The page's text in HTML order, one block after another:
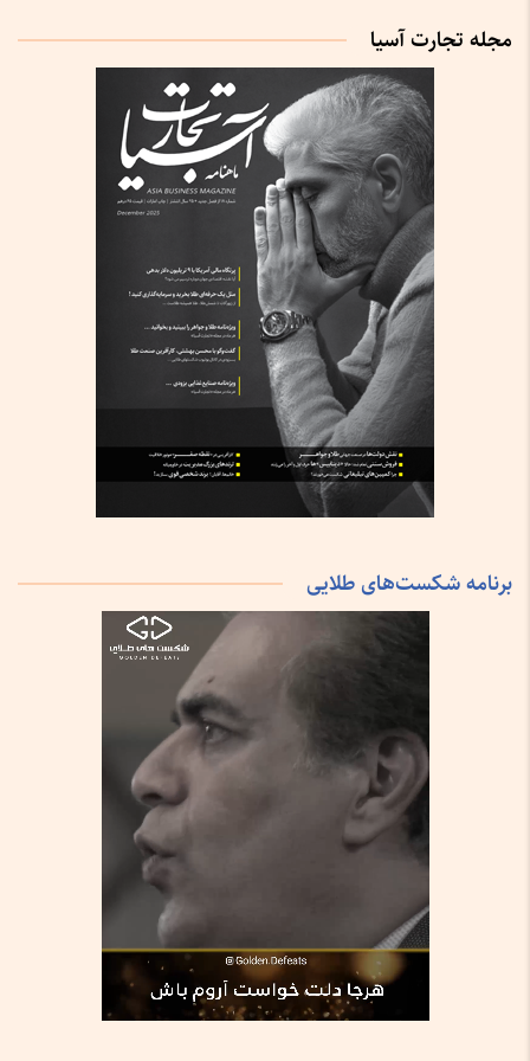
مجله تجارت آسیا
برنامه شکست‌های طلایی